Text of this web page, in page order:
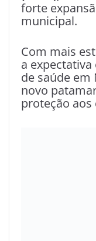
forte
municipal.
Com mais
a
de saúde em
novo
proteção aos